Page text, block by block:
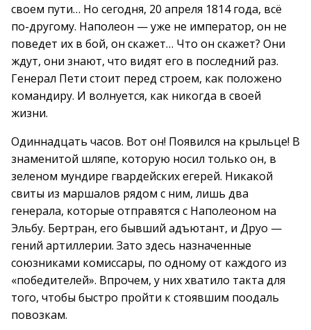
своем пути… Но сегодня, 20 апреля 1814 года, всё
по-другому. Наполеон — уже не император, он не
поведет их в бой, он скажет… Что он скажет? Они
ждут, они знают, что видят его в последний раз.
Генерал Пети стоит перед строем, как положено
командиру. И волнуется, как никогда в своей
жизни.
Одиннадцать часов. Вот он! Появился на крыльце! В
знаменитой шляпе, которую носил только он, в
зеленом мундире гвардейских егерей. Никакой
свиты из маршалов рядом с ним, лишь два
генерала, которые отправятся с Наполеоном на
Эльбу. Бертран, его бывший адъютант, и Друо —
гений артиллерии. Зато здесь назначенные
союзниками комиссары, по одному от каждого из
«победителей». Впрочем, у них хватило такта для
того, чтобы быстро пройти к стоявшим поодаль
повозкам.